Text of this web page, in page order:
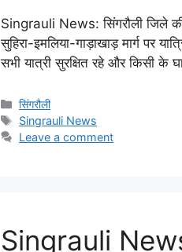
Singrauli News: सिंगरौली जिले
सुहिरा-इमलिया-गाड़ाखाड़ मार्ग पर
सभी यात्री सुरक्षित रहे और किसी के
Categories
सिंगरौली
Tags
Singrauli News
Leave a comment
Singrauli